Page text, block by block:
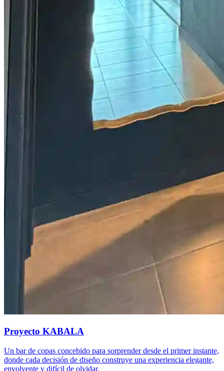
Proyecto KABALA
Un bar de copas concebido para sorprender desde el primer instante,
donde cada decisión de diseño construye una experiencia elegante,
envolvente y difícil de olvidar.